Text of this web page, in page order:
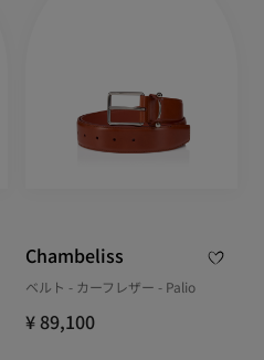
Chambeliss
ベルト - カーフレザー - Palio
¥ 89,100